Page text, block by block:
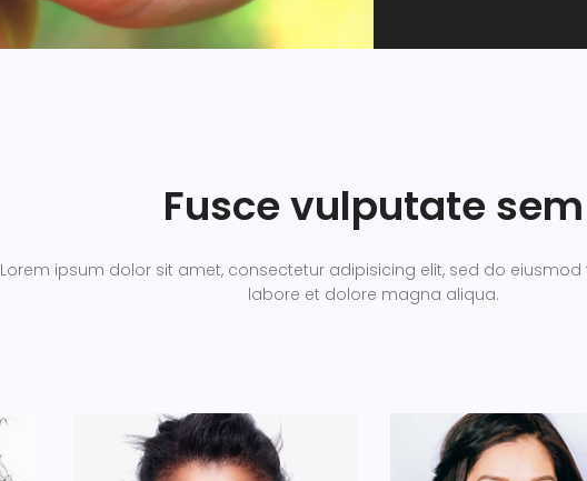
Fusce vulputate sem
Lorem ipsum dolor sit amet, consectetur adipisicing elit, sed do
labore et dolore magna aliqua.